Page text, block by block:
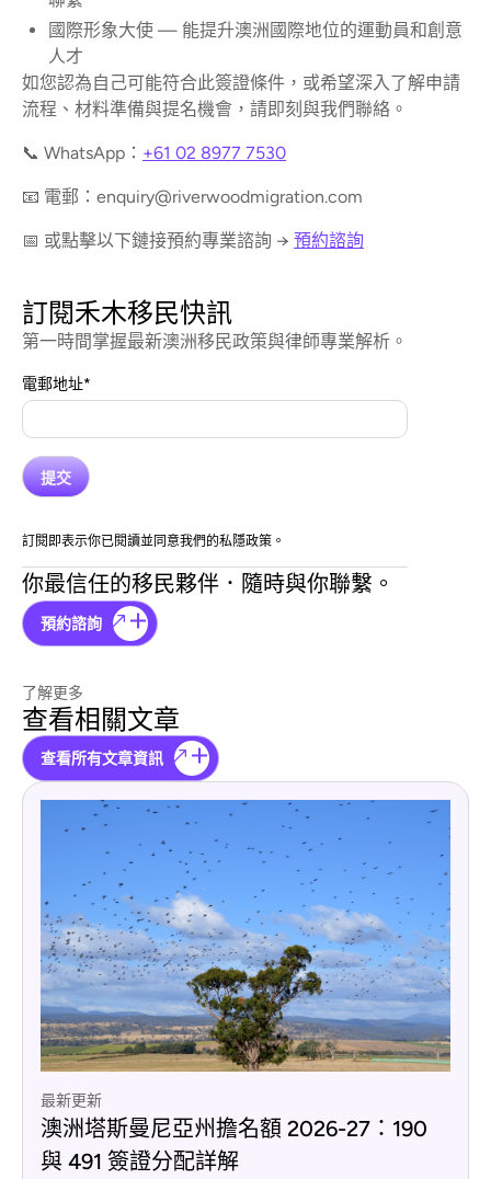
訂閱禾木移民快訊
第一時間掌握最新澳洲移民政策與律師專業解析。
電郵地址*
訂閱即表示你已閱讀並同意我們的私隱政策。
你最信任的移民夥伴．隨時與你聯繫。
預約諮詢
國際形象大使 — 能提升澳洲國際地位的運動員和創意
人才
如您認為自己可能符合此簽證條件，或希望深入了解申請
流程、材料準備與提名機會，請即刻與我們聯絡。
📞 WhatsApp： +61 02 8977 7530
📧 電郵：enquiry@riverwoodmigration.com
📅 或點擊以下鏈接預約專業諮詢 → 預約諮詢
了解更多
查看相關文章
查看所有文章資訊
最新更新
澳洲塔斯曼尼亞州擔名額 2026-27：190
與 491 簽證分配詳解